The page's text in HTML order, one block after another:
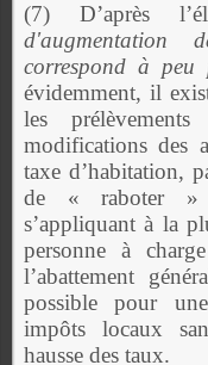
(7) D’après
correspond à
évidemment, il
les
modifications des
taxe d’habitation,
de « raboter »
s’appliquant à la
personne à
l’abattement
possible pour
impôts locaux
hausse des taux.